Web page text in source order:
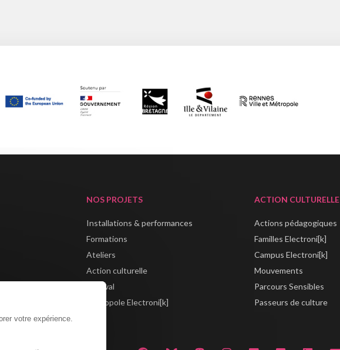
NOS PROJETS
Installations & performances
Formations
Ateliers
Action culturelle
Festival
Métropole Electroni[k]
ACTION CULTURELLE
Actions pédagogiques
Familles Electroni[k]
Campus Electroni[k]
Mouvements
Parcours Sensibles
Passeurs de culture
votre expérience.